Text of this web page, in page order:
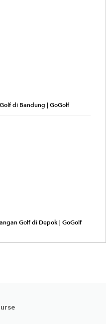
di Bandung | GoGolf
Golf di Depok | GoGolf